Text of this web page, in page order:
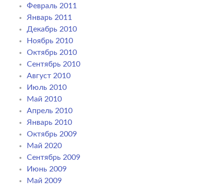
Февраль 2011
Январь 2011
Декабрь 2010
Ноябрь 2010
Октябрь 2010
Сентябрь 2010
Август 2010
Июль 2010
Май 2010
Апрель 2010
Январь 2010
Октябрь 2009
Май 2020
Сентябрь 2009
Июнь 2009
Май 2009